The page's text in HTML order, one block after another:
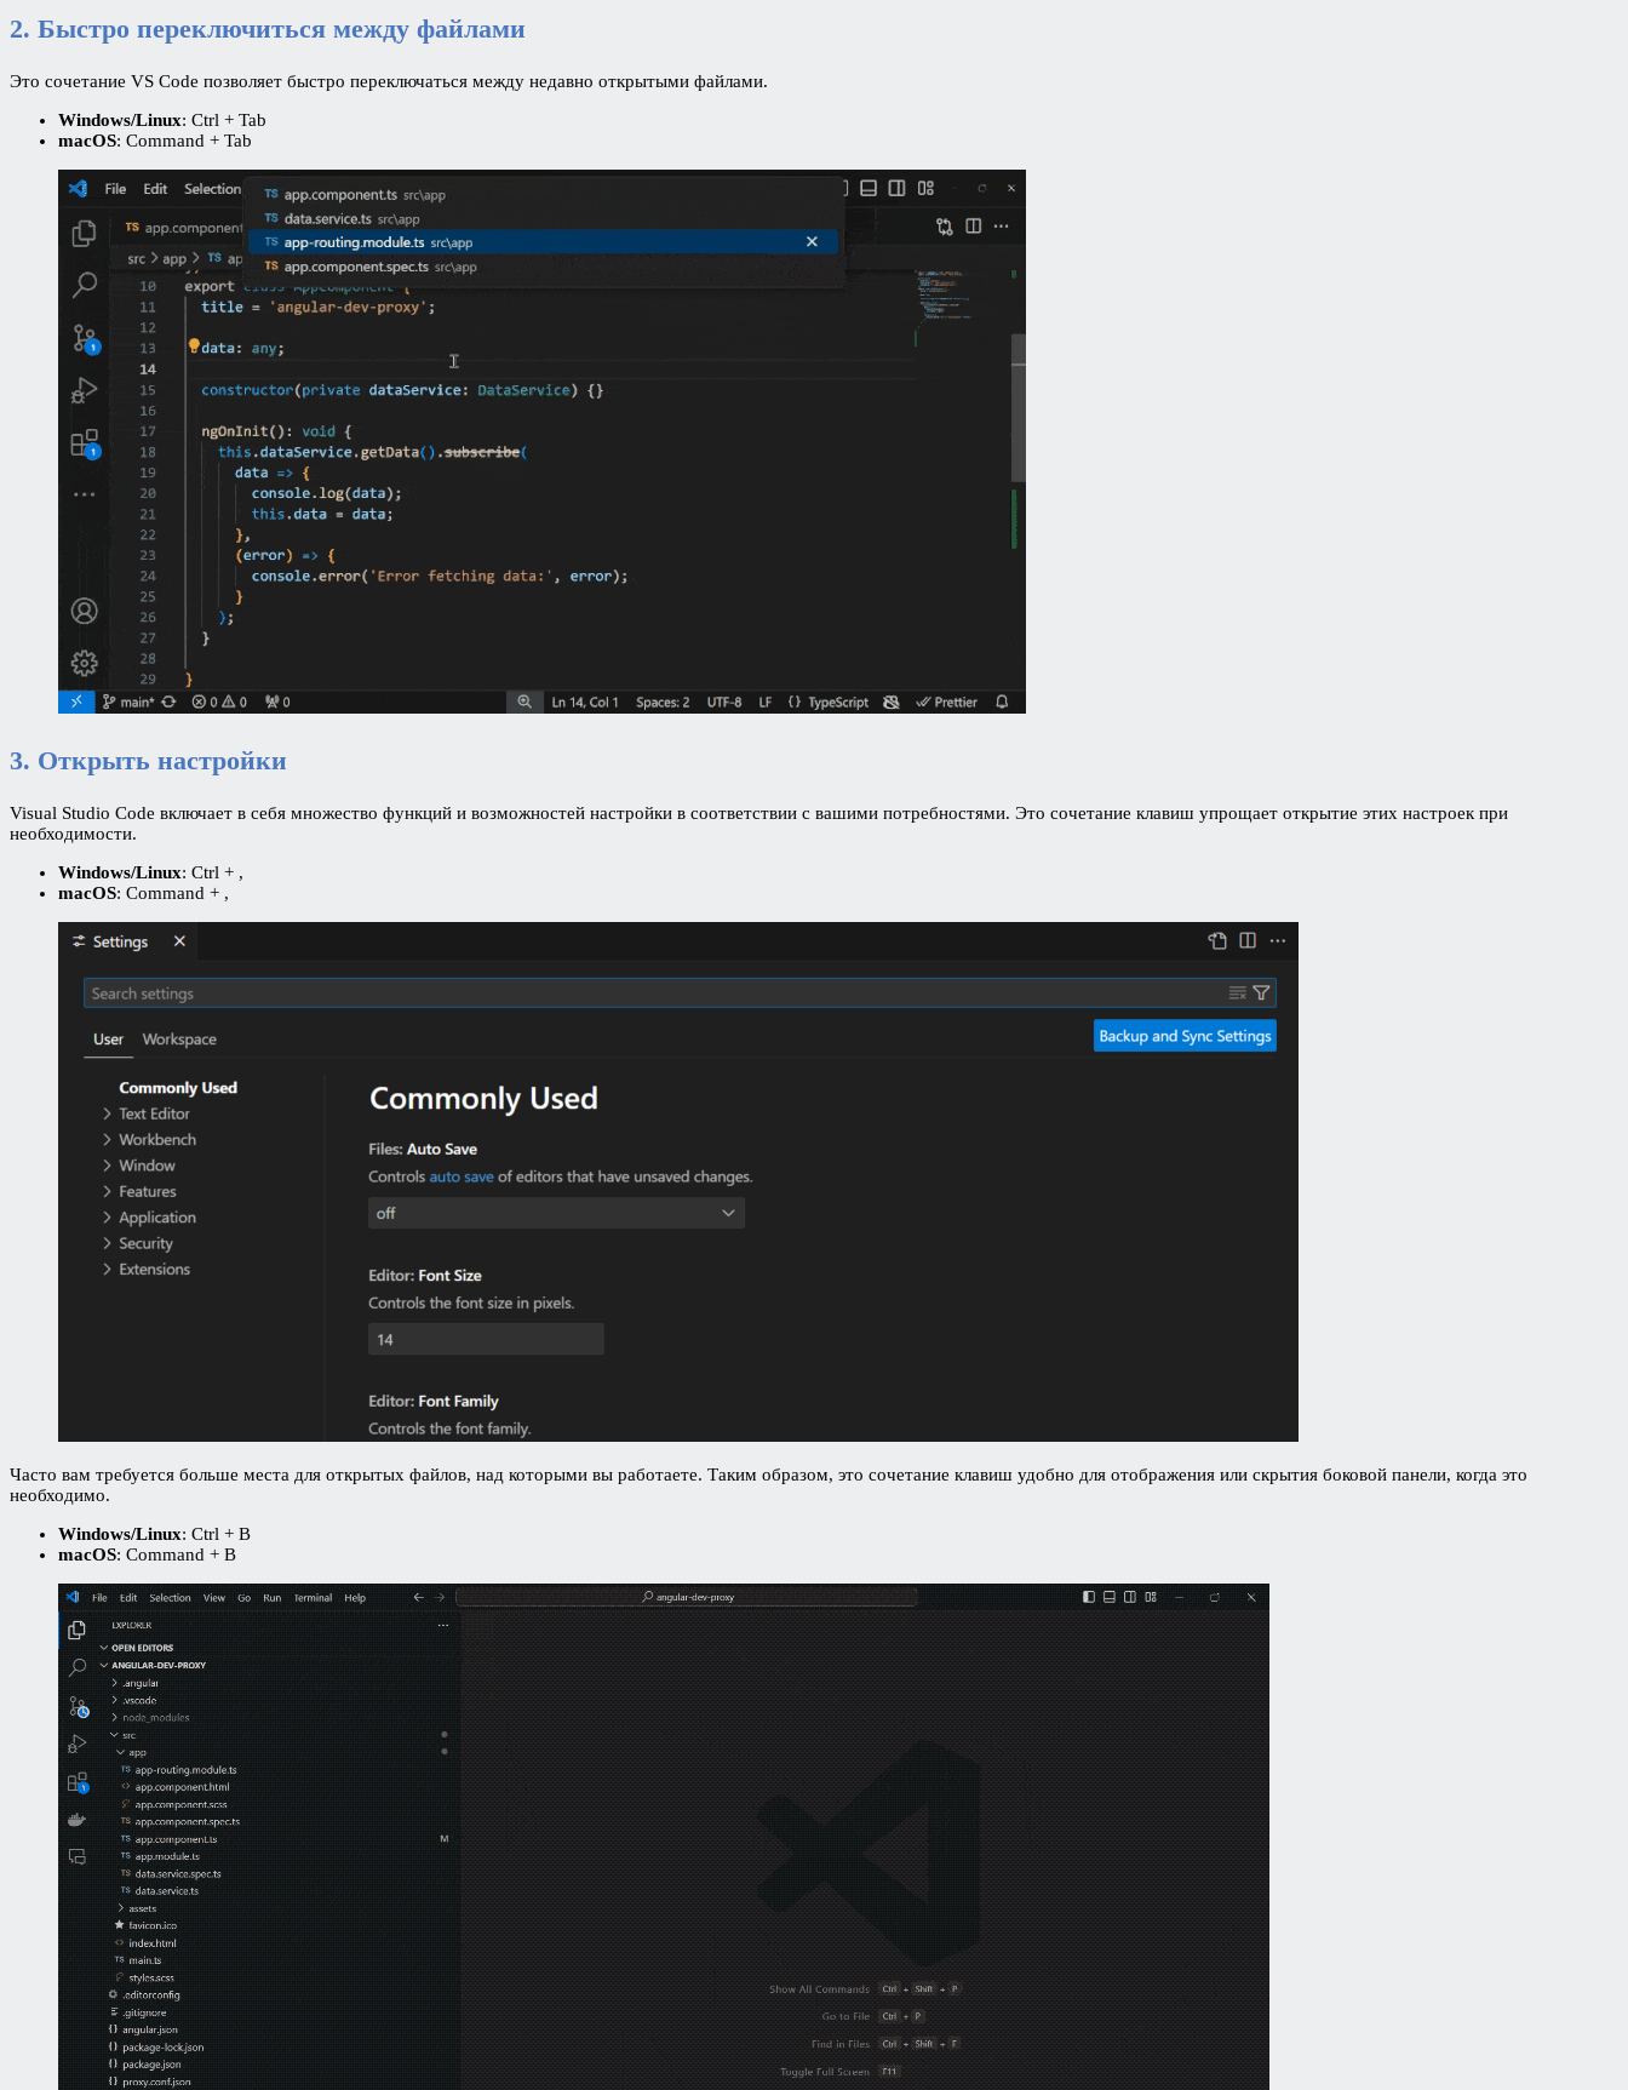
2. Быстро переключиться между файлами
Это сочетание VS Code позволяет быстро переключаться между недавно открытыми файлами.
Windows/Linux: Ctrl + Tab
macOS: Command + Tab
3. Открыть настройки
Visual Studio Code включает в себя множество функций и возможностей настройки в соответствии с вашими потребностями. Это сочетание клавиш упрощает открытие этих настроек при
необходимости.
Windows/Linux: Ctrl + ,
macOS: Command + ,
Часто вам требуется больше места для открытых файлов, над которыми вы работаете. Таким образом, это сочетание клавиш удобно для отображения или скрытия боковой панели, когда это
необходимо.
Windows/Linux: Ctrl + B
macOS: Command + B